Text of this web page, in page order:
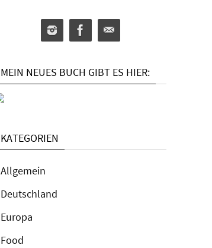
MEIN NEUES BUCH GIBT ES HIER:
KATEGORIEN
Allgemein
Deutschland
Europa
Food